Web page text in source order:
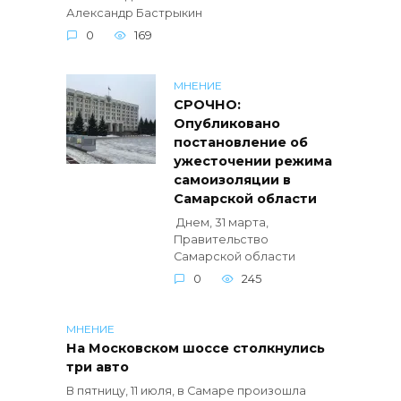
Александр Бастрыкин
0
169
МНЕНИЕ
СРОЧНО:
Опубликовано
постановление об
ужесточении режима
самоизоляции в
Самарской области
Днем, 31 марта,
Правительство
Самарской области
0
245
МНЕНИЕ
На Московском шоссе столкнулись
три авто
В пятницу, 11 июля, в Самаре произошла